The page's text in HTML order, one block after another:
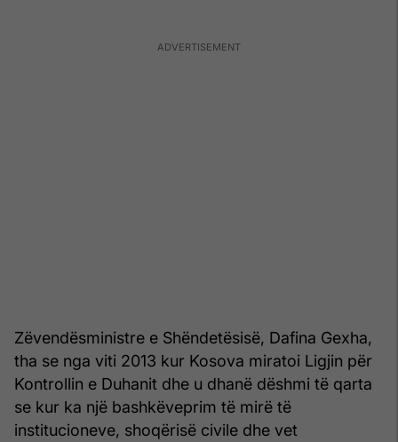
Zëvendësministre e Shëndetësisë, Dafina Gexha,
tha se nga viti 2013 kur Kosova miratoi Ligjin për
Kontrollin e Duhanit dhe u dhanë dëshmi të qarta
se kur ka një bashkëveprim të mirë të
institucioneve, shoqërisë civile dhe vet